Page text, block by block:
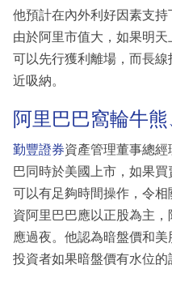
他預計在內外利好因素支持
由於阿里市值大，如果明
可以先行獲利離場，而長
近吸納。
阿里巴巴窩輪牛
勤豐證券資產管理董事總經
巴同時於美國上市，如果
可以有足夠時間操作，令
資阿里巴巴應以正股為主
應過夜。他認為暗盤價和
投資者如果暗盤價有水位的